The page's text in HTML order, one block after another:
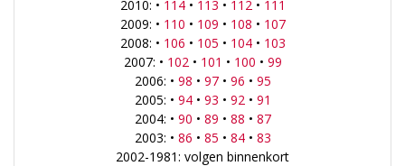
2010: • 114• 113 • 112• 111
2009: • 110 • 109 • 108 • 107
2008: • 106 • 105 • 104• 103
2007: • 102• 101 • 100 • 99
2006: • 98 • 97• 96 • 95
2005: • 94• 93 • 92• 91
2004: • 90 • 89 • 88 • 87
2003: • 86 • 85 • 84• 83
2002-1981: volgen binnenkort